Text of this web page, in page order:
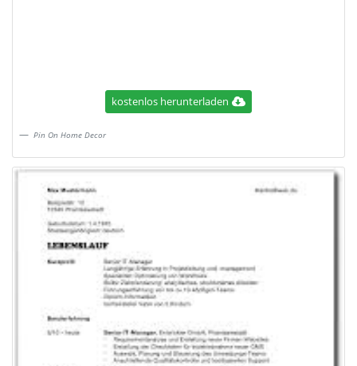
kostenlos herunterladen
Pin On Home Decor